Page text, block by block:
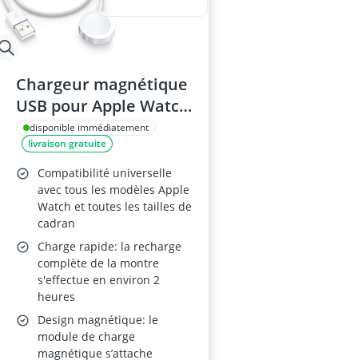
Chargeur magnétique
USB pour Apple Watch
– Câble 1 m,
compatible Apple
Watch Series 4–11, SE
(1/2/3) et Ultra/Ultra 2
disponible immédiatement
livraison gratuite
Compatibilité universelle
avec tous les modèles Apple
Watch et toutes les tailles de
cadran
Charge rapide: la recharge
complète de la montre
s'effectue en environ 2
heures
Design magnétique: le
module de charge
magnétique s’attache